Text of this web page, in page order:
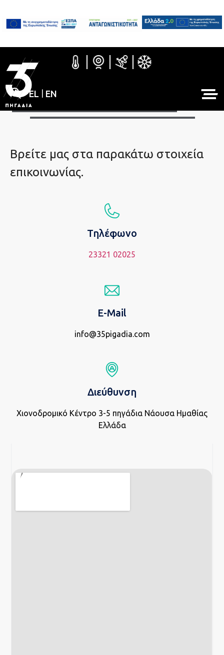
EL EN
Επικοινωνία
Βρείτε μας στα παρακάτω στοιχεία
επικοινωνίας.
Τηλέφωνο
23321 02025
E-Mail
info@35pigadia.com
Διεύθυνση
Χιονοδρομικό Κέντρο 3-5 πηγάδια Νάουσα Ημαθίας
Ελλάδα